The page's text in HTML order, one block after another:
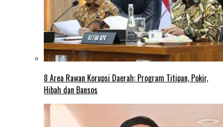
8 Area Rawan Korupsi Daerah: Program Titipan, Pokir,
Hibah dan Bansos